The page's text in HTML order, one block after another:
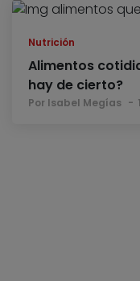
Nutrición
Alimentos
hay de cierto?
Por Isabel Megías